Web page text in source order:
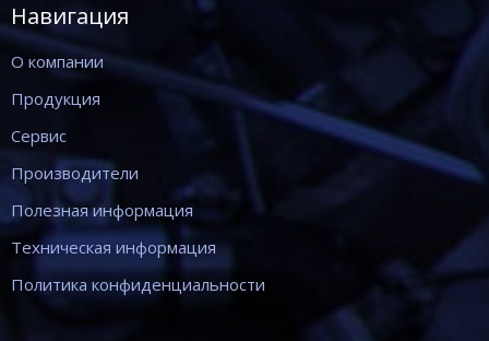
Навигация
О компании
Продукция
Сервис
Производители
Полезная информация
Техническая информация
Политика конфиденциальности